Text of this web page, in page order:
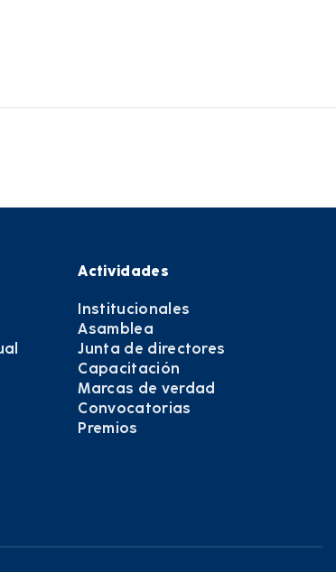
Actividades
Institucionales
Asamblea
Junta de directores
Capacitación
Marcas de verdad
Convocatorias
Premios